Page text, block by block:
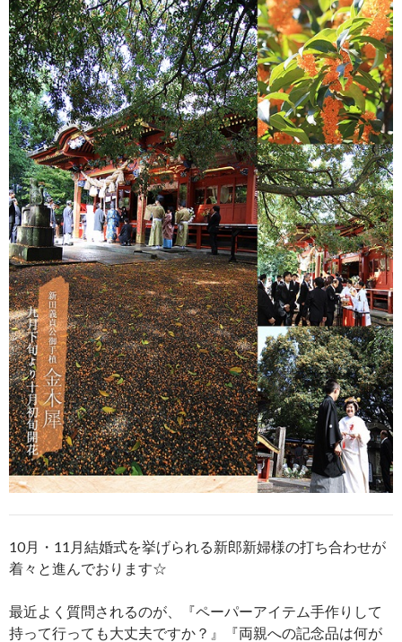
10月・11月結婚式を挙げられる新郎新婦様の打ち合わせが
着々と進んでおります☆
最近よく質問されるのが、『ペーパーアイテム手作りして
持って行っても大丈夫ですか？』『両親への記念品は何が